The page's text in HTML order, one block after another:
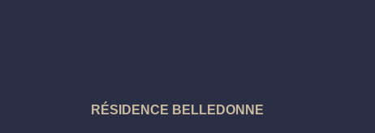
RÉSIDENCE BELLEDONNE